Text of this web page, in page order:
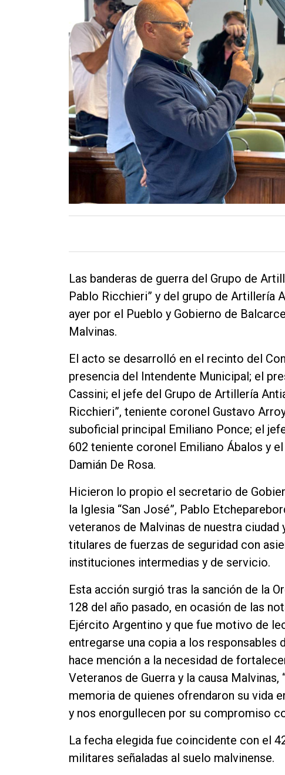
Las banderas de guerra del Grupo de
Pablo Ricchieri” y del grupo de Artillería
ayer por el Pueblo y Gobierno de
Malvinas.
El acto se desarrolló en el recinto del
presencia del Intendente Municipal; el
Cassini; el jefe del Grupo de Artillería
Ricchieri”, teniente coronel Gustavo
suboficial principal Emiliano Ponce; el
602 teniente coronel Emiliano Ábalos y
Damián De Rosa.
Hicieron lo propio el secretario de
la Iglesia “San José”, Pablo
veteranos de Malvinas de nuestra ciudad
titulares de fuerzas de seguridad con
instituciones intermedias y de servicio.
Esta acción surgió tras la sanción de la
128 del año pasado, en ocasión de las
Ejército Argentino y que fue motivo de
entregarse una copia a los responsables
hace mención a la necesidad de
Veteranos de Guerra y la causa
memoria de quienes ofrendaron su vida
y nos enorgullecen por su compromiso
La fecha elegida fue coincidente con el
militares señaladas al suelo malvinense.